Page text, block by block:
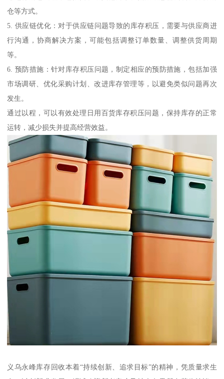
仓等方式。
5. 供应链优化：对于供应链问题导致的库存积压，需要与供应商进
行沟通，协商解决方案，可能包括调整订单数量、调整供货周期
等。
6. 预防措施：针对库存积压问题，制定相应的预防措施，包括加强
市场调研、优化采购计划、改进库存管理等，以避免类似问题再次
发生。
通过以程，可以有效处理日用百货库存积压问题，保持库存的正常
运转，减少损失并提高经营效益。
义乌永峰库存回收本着“持续创新、追求目标”的精神，凭质量求生